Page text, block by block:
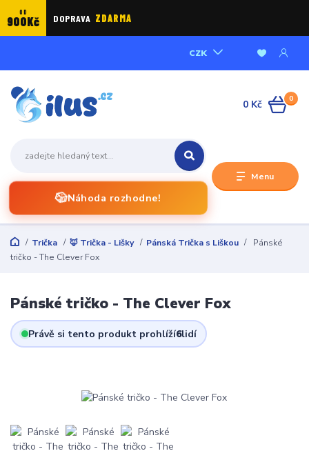
OD
900Kč DOPRAVA ZDARMA
Menu
CZK
🎲Náhoda rozhodne!
0
0 Kč
Trička 🦊 Trička - Lišky Pánská Trička s Liškou
Pánské
tričko - The Clever Fox
Pánské tričko - The Clever Fox
Právě si tento produkt prohlíží6lidí